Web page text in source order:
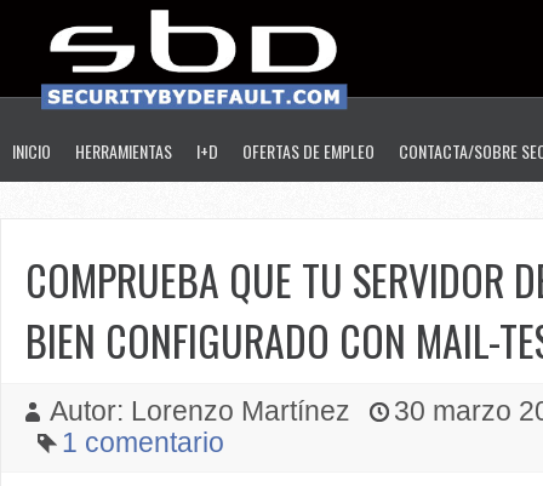
INICIO HERRAMIENTAS I+D OFERTAS DE EMPLEO CONTACTA/SOBRE
COMPRUEBA QUE TU SERVIDOR
BIEN CONFIGURADO CON MAIL-
Autor: Lorenzo Martínez
30 marzo
1 comentario